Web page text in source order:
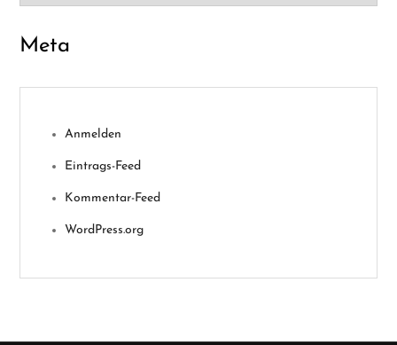
Meta
Anmelden
Eintrags-Feed
Kommentar-Feed
WordPress.org